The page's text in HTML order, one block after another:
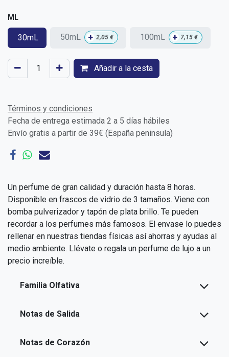
ML
30mL 50mL + 2,05 € 100mL + 7,15 €
Añadir a la cesta
Términos y condiciones
Fecha de entrega estimada 2 a 5 días hábiles
Envío gratis a partir de 39€ (España peninsula)
Un perfume de gran calidad y duración hasta 8 horas.
Disponible en frascos de vidrio de 3 tamaños. Viene con
bomba pulverizador y tapón de plata brillo. Te pueden
recordar a los perfumes más famosos. El envase lo puedes
rellenar en nuestras tiendas físicas así ahorras y ayudas al
medio ambiente. Llévate o regala un perfume de lujo a un
precio increíble.
Familia Olfativa
Notas de Salida
Notas de Corazón